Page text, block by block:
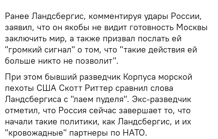
Ранее Ландсбергис, комментируя удары России,
заявил, что он якобы не видит готовность Москвы
заключить мир, а также призвал послать ей
"громкий сигнал" о том, что "такие действия ей
больше никто не позволит".
При этом бывший разведчик Корпуса морской
пехоты США Скотт Риттер сравнил слова
Ландсбергиса с "лаем пуделя". Экс-разведчик
отметил, что Россия сейчас завершает то, что
начали такие политики, как Ландсбергис, и их
"кровожадные" партнеры по НАТО.